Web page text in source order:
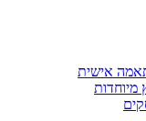
אישית
מיוחדות